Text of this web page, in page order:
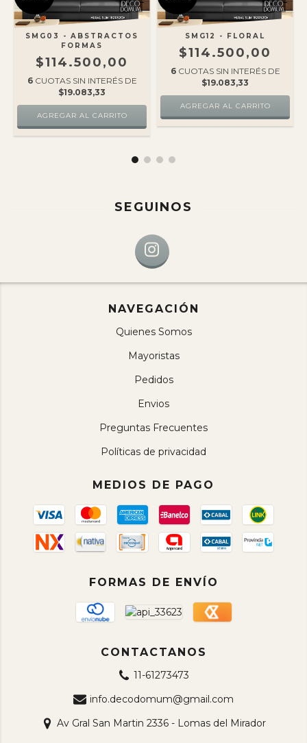
SMG03 - ABSTRACTOS
FORMAS
$114.500,00
6 CUOTAS SIN INTERÉS DE
$19.083,33
SMG12 - FLORAL
$114.500,00
6 CUOTAS SIN INTERÉS DE
$19.083,33
SEGUINOS
NAVEGACIÓN
Quienes Somos
Mayoristas
Pedidos
Envios
Preguntas Frecuentes
Políticas de privacidad
MEDIOS DE PAGO
FORMAS DE ENVÍO
CONTACTANOS
11-61273473
info.decodomum@gmail.com
Av Gral San Martin 2336 - Lomas del Mirador